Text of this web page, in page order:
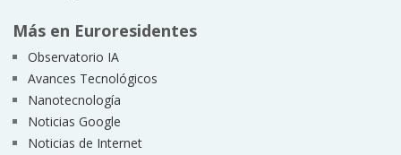
Más en Euroresidentes
Observatorio IA
Avances Tecnológicos
Nanotecnología
Noticias Google
Noticias de Internet